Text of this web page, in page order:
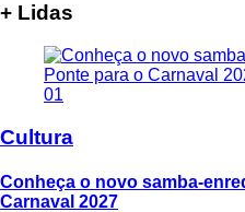
+ Lidas
01
Cultura
Conheça o novo samba-
Carnaval 2027